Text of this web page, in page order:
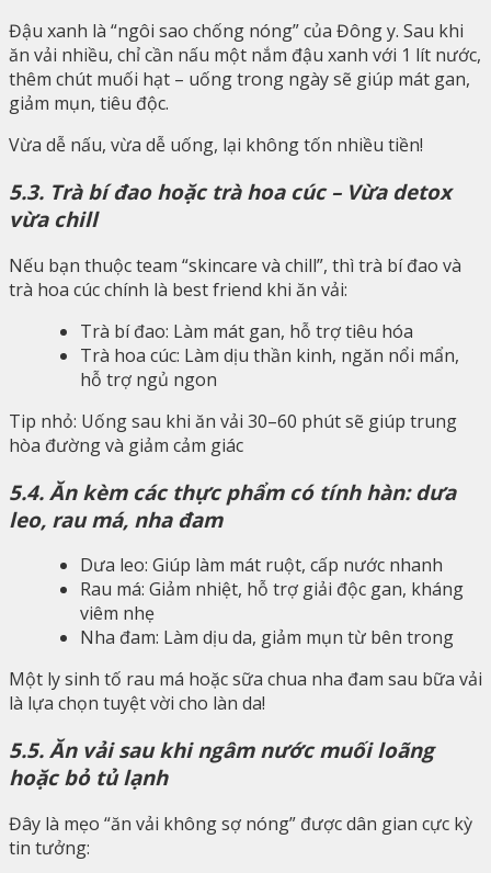
Đậu xanh là “ngôi sao chống nóng” của Đông y. Sau khi
ăn vải nhiều, chỉ cần nấu một nắm đậu xanh với 1 lít nước,
thêm chút muối hạt – uống trong ngày sẽ giúp mát gan,
giảm mụn, tiêu độc.
Vừa dễ nấu, vừa dễ uống, lại không tốn nhiều tiền!
5.3. Trà bí đao hoặc trà hoa cúc – Vừa detox
vừa chill
Nếu bạn thuộc team “skincare và chill”, thì trà bí đao và
trà hoa cúc chính là best friend khi ăn vải:
Trà bí đao: Làm mát gan, hỗ trợ tiêu hóa
Trà hoa cúc: Làm dịu thần kinh, ngăn nổi mẩn,
hỗ trợ ngủ ngon
Tip nhỏ: Uống sau khi ăn vải 30–60 phút sẽ giúp trung
hòa đường và giảm cảm giác
5.4. Ăn kèm các thực phẩm có tính hàn: dưa
leo, rau má, nha đam
Dưa leo: Giúp làm mát ruột, cấp nước nhanh
Rau má: Giảm nhiệt, hỗ trợ giải độc gan, kháng
viêm nhẹ
Nha đam: Làm dịu da, giảm mụn từ bên trong
Một ly sinh tố rau má hoặc sữa chua nha đam sau bữa vải
là lựa chọn tuyệt vời cho làn da!
5.5. Ăn vải sau khi ngâm nước muối loãng
hoặc bỏ tủ lạnh
Đây là mẹo “ăn vải không sợ nóng” được dân gian cực kỳ
tin tưởng: